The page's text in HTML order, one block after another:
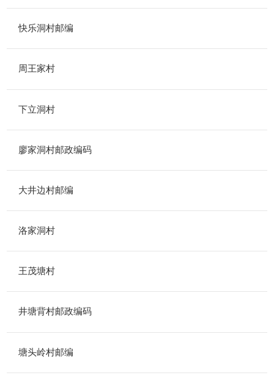
快乐洞村邮编
周王家村
下立洞村
廖家洞村邮政编码
大井边村邮编
洛家洞村
王茂塘村
井塘背村邮政编码
塘头岭村邮编